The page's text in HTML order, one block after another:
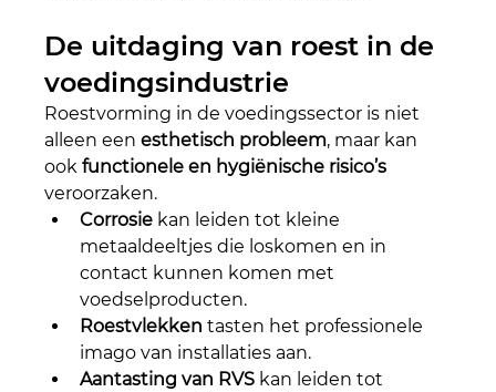
De uitdaging van roest in de
voedingsindustrie
Roestvorming in de voedingssector is niet
alleen een esthetisch probleem, maar kan
ook functionele en hygiënische risico’s
veroorzaken.
Corrosie kan leiden tot kleine
metaaldeeltjes die loskomen en in
contact kunnen komen met
voedselproducten.
Roestvlekken tasten het professionele
imago van installaties aan.
Aantasting van RVS kan leiden tot